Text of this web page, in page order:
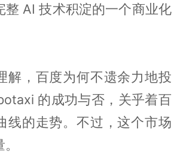
整 AI 技术积淀的一个商业化
解，百度为何不遗余力地投
的成功与否，关乎着百
线的走势。不过，这个市场